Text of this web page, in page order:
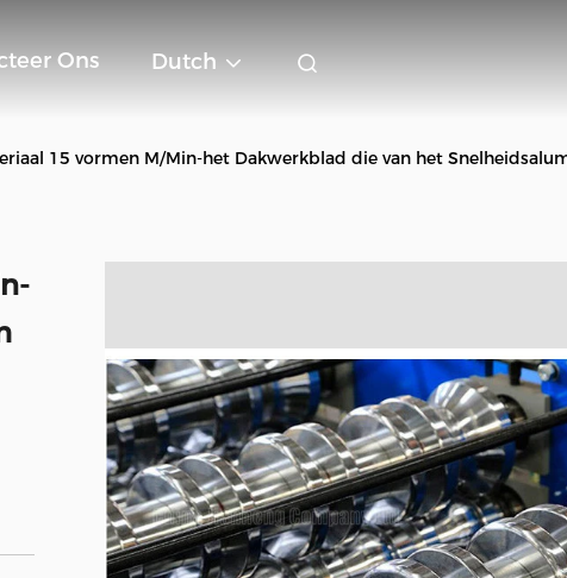
Ons Dutch
15 vormen M/Min-het Dakwerkblad die van het